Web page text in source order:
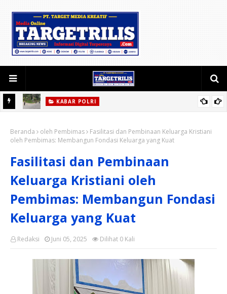
KABAR POLRI
Kelancaran Lalu Lintas
Beranda oleh Pembimas
Fasilitasi dan Pembinaan Keluarga Kristiani
oleh Pembimas: Membangun Fondasi Keluarga yang Kuat
Fasilitasi dan Pembinaan
Keluarga Kristiani oleh
Pembimas: Membangun Fondasi
Keluarga yang Kuat
Redaksi Dilihat 0 Kali
Juni 05, 2025